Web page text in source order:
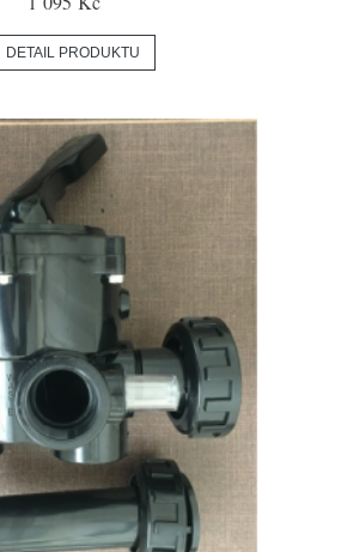
DETAIL PRODUKTU